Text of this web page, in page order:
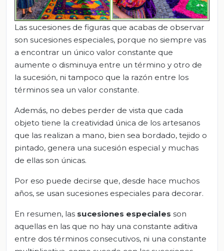
Las sucesiones de figuras que acabas de observar
son sucesiones especiales, porque no siempre vas
a encontrar un único valor constante que
aumente o disminuya entre un término y otro de
la sucesión, ni tampoco que la razón entre los
términos sea un valor constante.
Además, no debes perder de vista que cada
objeto tiene la creatividad única de los artesanos
que las realizan a mano, bien sea bordado, tejido o
pintado, genera una sucesión especial y muchas
de ellas son únicas.
Por eso puede decirse que, desde hace muchos
años, se usan sucesiones especiales para decorar.
En resumen, las sucesiones especiales son
aquellas en las que no hay una constante aditiva
entre dos términos consecutivos, ni una constante